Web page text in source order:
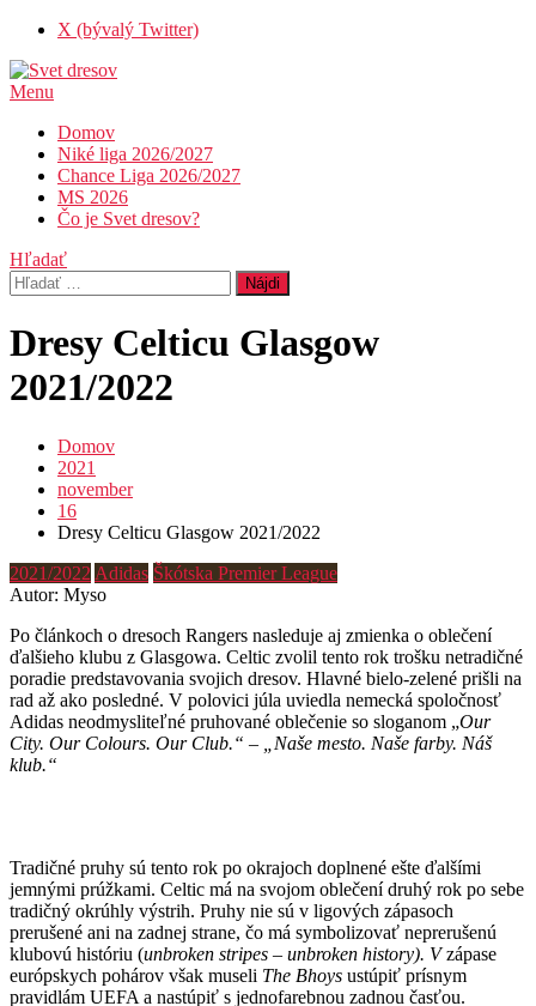
Skip
Content
X (bývalý Twitter)
Menu
Domov
Niké liga 2026/2027
Chance Liga 2026/2027
MS 2026
Čo je Svet dresov?
Hľadať
Hľadať:
Dresy Celticu Glasgow
2021/2022
Domov
2021
november
16
Dresy Celticu Glasgow 2021/2022
2021/2022 Adidas Škótska Premier League
Autor: Myso
Po článkoch o dresoch Rangers nasleduje aj zmienka o oblečení
ďalšieho klubu z Glasgowa. Celtic zvolil tento rok trošku netradičné
poradie predstavovania svojich dresov. Hlavné bielo-zelené prišli na
rad až ako posledné. V polovici júla uviedla nemecká spoločnosť
Adidas neodmysliteľné pruhované oblečenie so sloganom „Our
City. Our Colours. Our Club.“ – „Naše mesto. Naše farby. Náš
klub.“
Tradičné pruhy sú tento rok po okrajoch doplnené ešte ďalšími
jemnými prúžkami. Celtic má na svojom oblečení druhý rok po sebe
tradičný okrúhly výstrih. Pruhy nie sú v ligových zápasoch
prerušené ani na zadnej strane, čo má symbolizovať neprerušenú
klubovú históriu (unbroken stripes – unbroken history). Vzápase
európskych pohárov však museli The Bhoys ustúpiť prísnym
pravidlám UEFA a nastúpiť s jednofarebnou zadnou časťou.